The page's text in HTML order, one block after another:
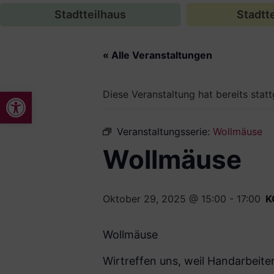
Werkzeugleiste öffnen
Stadtteilhaus
« Alle Veranstaltungen
Diese Veranstaltung hat bereits
Veranstaltungsserie: Wollmäuse
Wollmäuse
Oktober 29, 2025 @ 15:00 - 17:00
Wollmäuse
Wirtreffen uns, weil